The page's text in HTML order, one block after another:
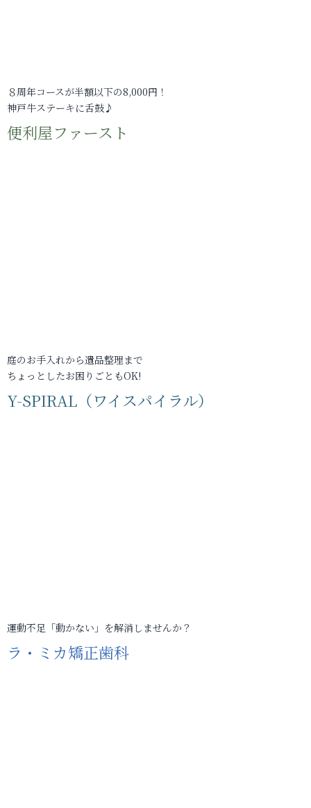
８周年コースが半額以下の8,000円！
神戸牛ステーキに舌鼓♪
便利屋ファースト
庭のお手入れから遺品整理まで
ちょっとしたお困りごともOK!
Y-SPIRAL（ワイスパイラル）
運動不足「動かない」を解消しませんか？
ラ・ミカ矯正歯科